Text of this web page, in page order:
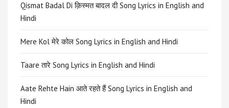
Qismat Badal Di क़िस्मत बादल दी Song Lyrics in English and
Hindi
Mere Kol मेरे कोल Song Lyrics in English and Hindi
Taare तारे Song Lyrics in English and Hindi
Aate Rehte Hain आते रहते हैं Song Lyrics in English and
Hindi